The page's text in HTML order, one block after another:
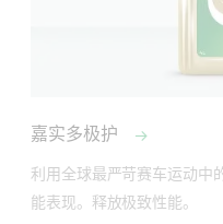
嘉实多极护
利用全球最严苛赛车运动中
能表现。释放极致性能。